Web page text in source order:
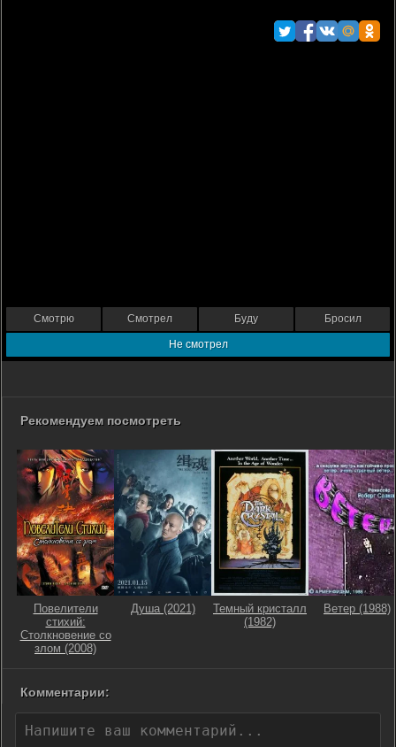
Смотрю Смотрел Буду Бросил
Не смотрел
Рекомендуем посмотреть
Повелители
стихий:
Столкновение со
злом (2008)
Душа (2021)
Темный кристалл
(1982)
Ветер (1988)
Комментарии: